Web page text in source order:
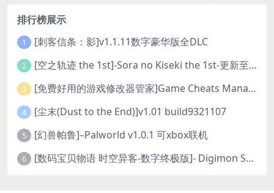
排行榜展示
1 [刺客信条：影]v1.1.11数字豪华版全DLC
2 [空之轨迹 the 1st]-Sora no Kiseki the 1st-更新至v1.06.4-全DLC
3 [免费好用的游戏修改器管家]Game Cheats Manager
4 [尘末(Dust to the End)]v1.01 build9321107
5 [幻兽帕鲁]–Palworld v1.0.1 可xbox联机
6 [数码宝贝物语 时空异客-数字终极版]- Digimon Story Time Stranger-Build.23514637